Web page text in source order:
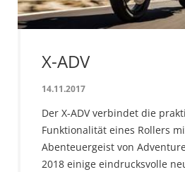
X-ADV
14.11.2017
Der X-ADV verbindet die
Funktionalität eines Rollers
Abenteuergeist von
2018 einige eindrucksvolle